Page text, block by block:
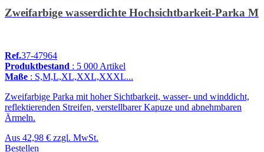
Zweifarbige wasserdichte Hochsichtbarkeit-Parka M
Ref.37-47964
Produktbestand : 5 000 Artikel
Maße : S,M,L,XL,XXL,XXXL...
Zweifarbige Parka mit hoher Sichtbarkeit, wasser- und winddicht,
reflektierenden Streifen, verstellbarer Kapuze und abnehmbaren
Ärmeln.
Aus 42,98 € zzgl. MwSt.
Bestellen